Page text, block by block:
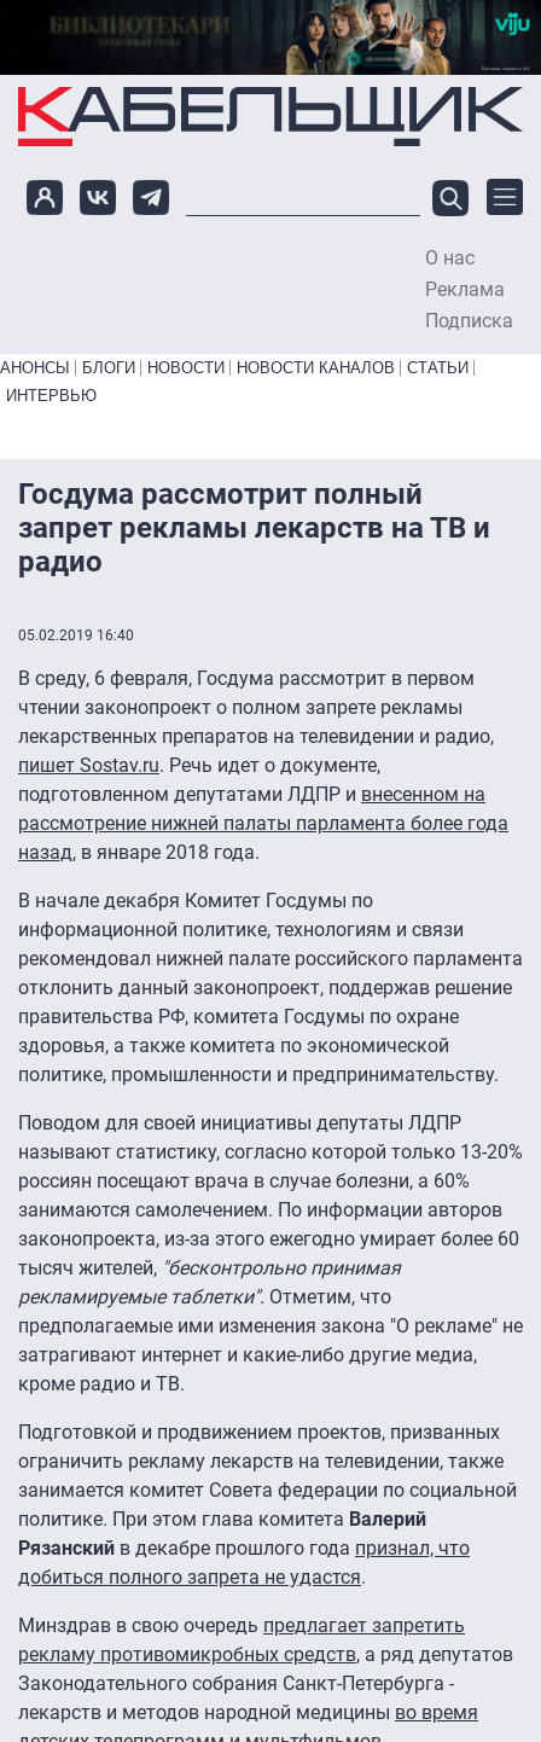
Перейти к основному содержанию
О нас
Реклама
Подписка
Primary links bottom
АНОНСЫ БЛОГИ НОВОСТИ НОВОСТИ КАНАЛОВ
СТАТЬИ
ИНТЕРВЬЮ
Госдума рассмотрит полный
запрет рекламы лекарств на ТВ и
радио
05.02.2019 16:40
В среду, 6 февраля, Госдума рассмотрит в первом
чтении законопроект о полном запрете рекламы
лекарственных препаратов на телевидении и радио,
пишет Sostav.ru. Речь идет о документе,
подготовленном депутатами ЛДПР и внесенном на
рассмотрение нижней палаты парламента более года
назад, в январе 2018 года.
В начале декабря Комитет Госдумы по
информационной политике, технологиям и связи
рекомендовал нижней палате российского парламента
отклонить данный законопроект, поддержав решение
правительства РФ, комитета Госдумы по охране
здоровья, а также комитета по экономической
политике, промышленности и предпринимательству.
Поводом для своей инициативы депутаты ЛДПР
называют статистику, согласно которой только 13-20%
россиян посещают врача в случае болезни, а 60%
занимаются самолечением. По информации авторов
законопроекта, из-за этого ежегодно умирает более 60
тысяч жителей, "бесконтрольно принимая
рекламируемые таблетки". Отметим, что
предполагаемые ими изменения закона "О рекламе" не
затрагивают интернет и какие-либо другие медиа,
кроме радио и ТВ.
Подготовкой и продвижением проектов, призванных
ограничить рекламу лекарств на телевидении, также
занимается комитет Совета федерации по социальной
политике. При этом глава комитета Валерий
Рязанский в декабре прошлого года признал, что
добиться полного запрета не удастся.
Минздрав в свою очередь предлагает запретить
рекламу противомикробных средств, а ряд депутатов
Законодательного собрания Санкт-Петербурга -
лекарств и методов народной медицины во время